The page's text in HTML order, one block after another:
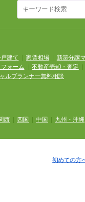
建て 家賃相場
新築分譲
ォーム 不動産売却・査定
ルプランナー無料相談
西 四国 中国 九州・沖縄
初めての方